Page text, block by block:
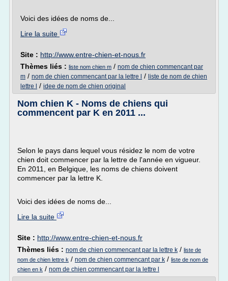
Voici des idées de noms de...
Lire la suite
Site : http://www.entre-chien-et-nous.fr
Thèmes liés : liste nom chien m / nom de chien commencant par
m / nom de chien commencant par la lettre l / liste de nom de chien
lettre l
/ idee de nom de chien original
Nom chien K - Noms de chiens qui
commencent par K en 2011 ...
Selon le pays dans lequel vous résidez le nom de votre
chien doit commencer par la lettre de l'année en vigueur.
En 2011, en Belgique, les noms de chiens doivent
commencer par la lettre K.
Voici des idées de noms de...
Lire la suite
Site : http://www.entre-chien-et-nous.fr
Thèmes liés : nom de chien commencant par la lettre k / liste de
nom de chien lettre k / nom de chien commencant par k / liste de nom de
chien en k / nom de chien commencant par la lettre l